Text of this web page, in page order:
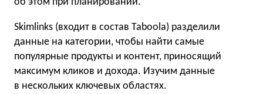
Skimlinks (входит в состав Taboola) разделили
данные на категории, чтобы найти самые
популярные продукты и контент, приносящий
максимум кликов и дохода. Изучим данные
в нескольких ключевых областях.